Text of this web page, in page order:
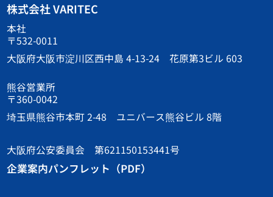
株式会社 VARITEC
本社
〒532-0011
大阪府大阪市淀川区西中島 4-13-24 花原第3ビル 603
熊谷営業所
〒360-0042
埼玉県熊谷市本町 2-48 ユニバース熊谷ビル 8階
大阪府公安委員会 第621150153441号
企業案内パンフレット（PDF）